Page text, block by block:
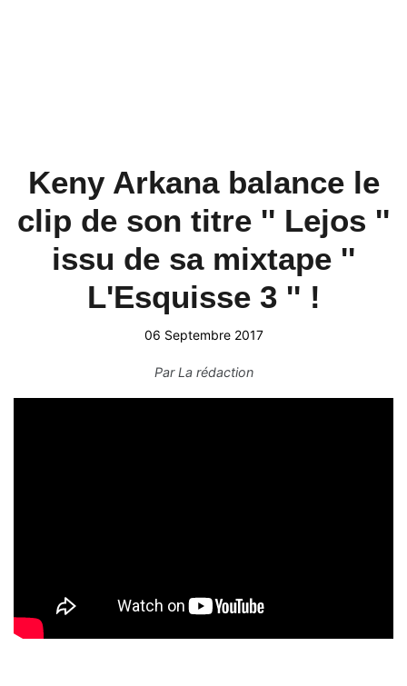
Keny Arkana balance le
clip de son titre '' Lejos ''
issu de sa mixtape ''
L'Esquisse 3 '' !
06 Septembre 2017
ParLa rédaction